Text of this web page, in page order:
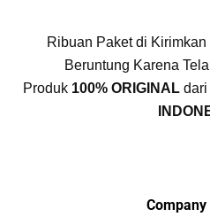
Ribuan Paket di
Beruntung Karena
Produk 100% ORIGINAL dari
Company